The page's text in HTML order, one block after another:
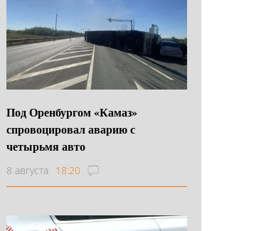
Под Оренбургом «Камаз»
спровоцировал аварию с
четырьмя авто
8 августа 18:20